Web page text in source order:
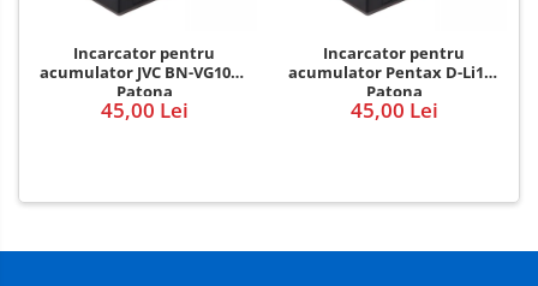
Incarcator pentru
acumulator JVC BN-VG107e
Patona
45,00 Lei
Incarcator pentru
acumulator Pentax D-Li109
Patona
45,00 Lei